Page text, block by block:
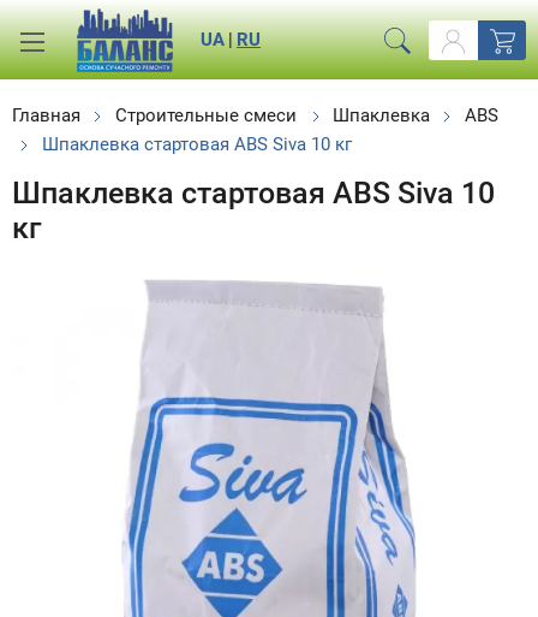
RU
|
UA
Главная Строительные смеси Шпаклевка
ABS
Шпаклевка стартовая ABS Siva 10 кг
Шпаклевка стартовая ABS Siva 10
кг